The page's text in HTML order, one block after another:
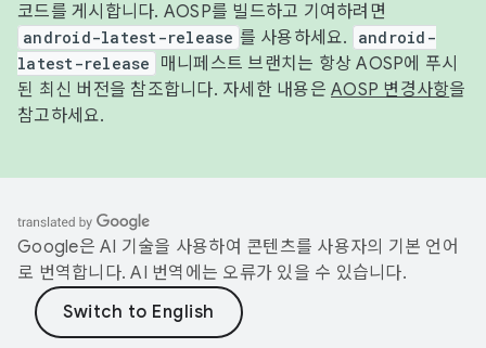
코드를 게시합니다. AOSP를 빌드하고 기여하려면
android-latest-release 를 사용하세요.
android-
latest-release
매니페스트 브랜치는 항상 AOSP에 푸시
된 최신 버전을 참조합니다. 자세한 내용은 AOSP 변경사항을
참고하세요.
Google은 AI 기술을 사용하여 콘텐츠를 사용자의 기본 언어
로 번역합니다. AI 번역에는 오류가 있을 수 있습니다.